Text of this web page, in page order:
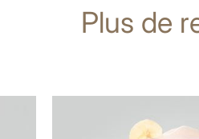
Plus de